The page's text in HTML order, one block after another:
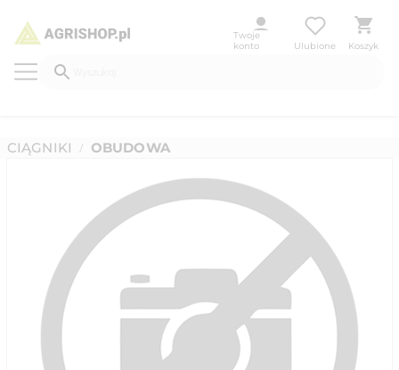
Twoje
konto
Ulubione Koszyk
CIĄGNIKI / OBUDOWA